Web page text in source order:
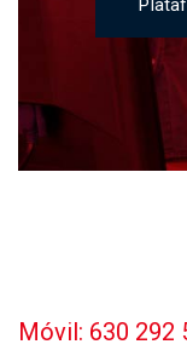
Móvil: 630 292